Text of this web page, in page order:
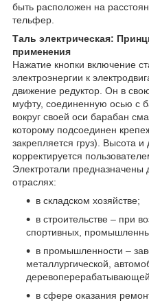
быть расположен на
тельфер.
Таль электрическая:
применения
Нажатие кнопки включение
электроэнергии к
движение редуктор. Он в
муфту, соединенную осью с
вокруг своей оси барабан
которому подсоединен
закрепляется груз). Высота
корректируется
Электротали предназначены
отраслях:
в складском хозяйстве;
в строительстве – при
спортивных,
в промышленности –
металлургической,
в сфере оказания